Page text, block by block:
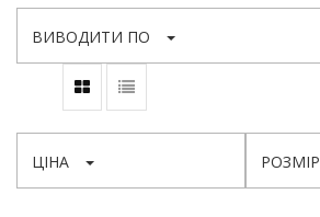
ВИВОДИТИ ПО
ЦІНА РОЗМІР